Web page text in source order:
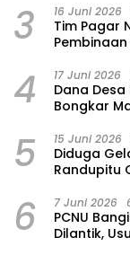
3 16 Juni 2026
Tim Pagar
4 17 Juni 2026
Dana
Bongkar
5 15 Juni 2026
‎Diduga
Randupitu
6 7 Juni 2026
‎PCNU
Dilantik,